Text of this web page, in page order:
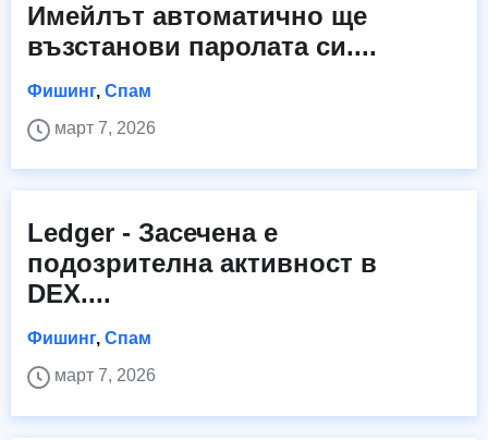
Имейлът автоматично ще
възстанови паролата си....
Фишинг, Спам
март 7, 2026
Ledger - Засечена е
подозрителна активност в
DEX....
Фишинг, Спам
март 7, 2026